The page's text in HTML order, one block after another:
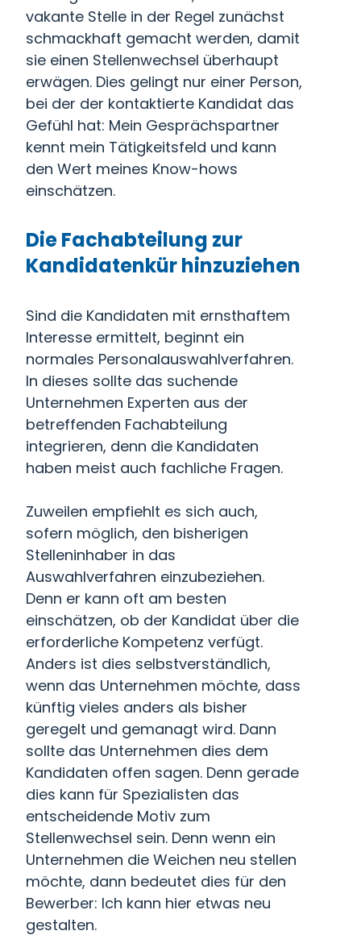
vakante Stelle in der Regel zunächst
schmackhaft gemacht werden, damit
sie einen Stellenwechsel überhaupt
erwägen. Dies gelingt nur einer Person,
bei der der kontaktierte Kandidat das
Gefühl hat: Mein Gesprächspartner
kennt mein Tätigkeitsfeld und kann
den Wert meines Know-hows
einschätzen.
Die Fachabteilung zur
Kandidatenkür hinzuziehen
Sind die Kandidaten mit ernsthaftem
Interesse ermittelt, beginnt ein
normales Personalauswahlverfahren.
In dieses sollte das suchende
Unternehmen Experten aus der
betreffenden Fachabteilung
integrieren, denn die Kandidaten
haben meist auch fachliche Fragen.
Zuweilen empfiehlt es sich auch,
sofern möglich, den bisherigen
Stelleninhaber in das
Auswahlverfahren einzubeziehen.
Denn er kann oft am besten
einschätzen, ob der Kandidat über die
erforderliche Kompetenz verfügt.
Anders ist dies selbstverständlich,
wenn das Unternehmen möchte, dass
künftig vieles anders als bisher
geregelt und gemanagt wird. Dann
sollte das Unternehmen dies dem
Kandidaten offen sagen. Denn gerade
dies kann für Spezialisten das
entscheidende Motiv zum
Stellenwechsel sein. Denn wenn ein
Unternehmen die Weichen neu stellen
möchte, dann bedeutet dies für den
Bewerber: Ich kann hier etwas neu
gestalten.